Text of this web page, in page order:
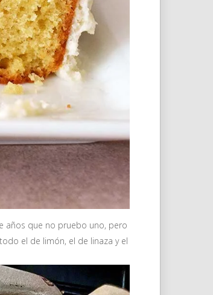
años que no pruebo uno, pero
el de limón, el de linaza y el